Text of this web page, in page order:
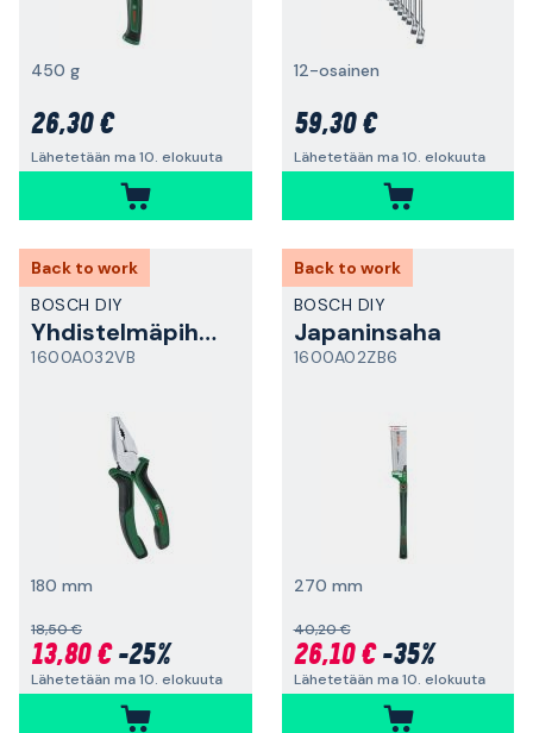
450 g
26,30 €
Lähetetään ma 10. elokuuta
12-osainen
59,30 €
Lähetetään ma 10. elokuuta
Back to work
BOSCH DIY
Yhdistelmäpihdit
1600A032VB
180 mm
18,50 €
13,80 €-25%
Lähetetään ma 10. elokuuta
Back to work
BOSCH DIY
Japaninsaha
1600A02ZB6
270 mm
40,20 €
26,10 €-35%
Lähetetään ma 10. elokuuta